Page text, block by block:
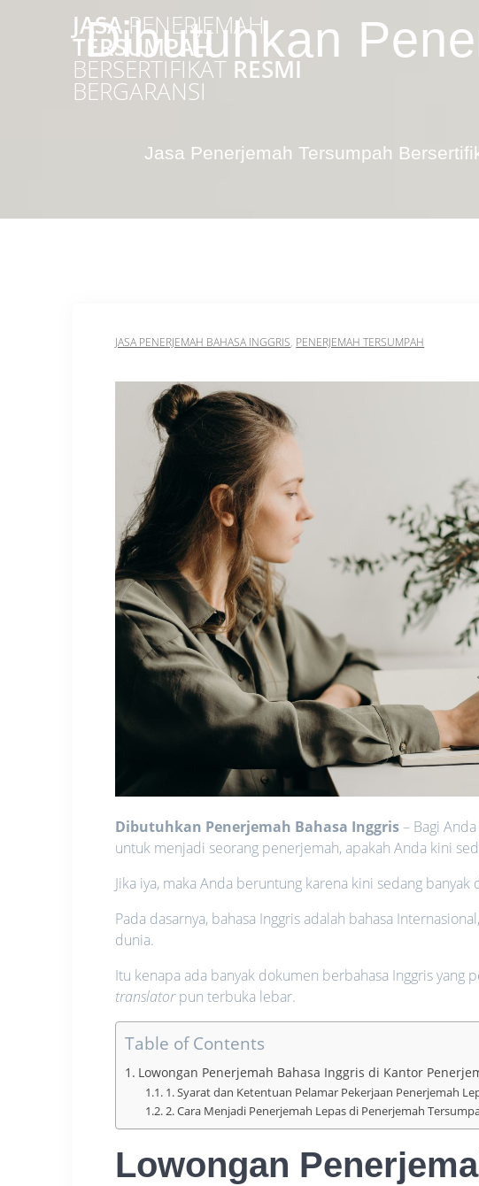
JASAPENERJEMAH
TERSUMPAH
BERSERTIFIKAT RESMI
BERGARANSI
Dibutuhkan
Jasa Penerjemah Tersumpah
JASA PENERJEMAH BAHASA INGGRIS, PENERJEMAH TERSUMPAH
Dibutuhkan Penerjemah Bahasa Inggris– Bagi
untuk menjadi seorang penerjemah, apakah Anda kini
Jika iya, maka Anda beruntung karena kini sedang
Pada dasarnya, bahasa Inggris adalah bahasa
dunia.
Itu kenapa ada banyak dokumen berbahasa Inggris yang
translatorpun terbuka lebar.
Table of Contents
Lowongan Penerjemah Bahasa Inggris di Kantor
1. Syarat dan Ketentuan Pelamar Pekerjaan Penerjemah
2. Cara Menjadi Penerjemah Lepas di Penerjemah
Lowongan